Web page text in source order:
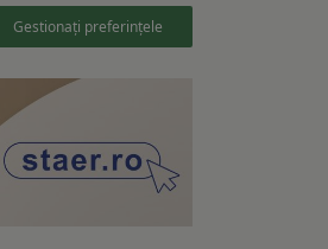
Gestionați preferințele